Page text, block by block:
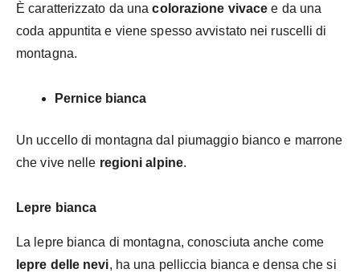
È caratterizzato da unacolorazione vivace e da una
coda appuntita e viene spesso avvistato nei ruscelli di
montagna.
Pernice bianca
Un uccello di montagna dal piumaggio bianco e marrone
che vive nelle regioni alpine.
Lepre bianca
La lepre bianca di montagna, conosciuta anche come
lepre delle nevi, ha una pelliccia bianca e densa che si